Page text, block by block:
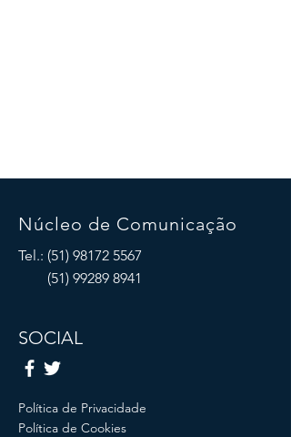
Núcleo de Comunicação
Tel.: (51) 98172 5567
(51) 99289 8941
SOCIAL
Política de Privacidade
Política de Cookies